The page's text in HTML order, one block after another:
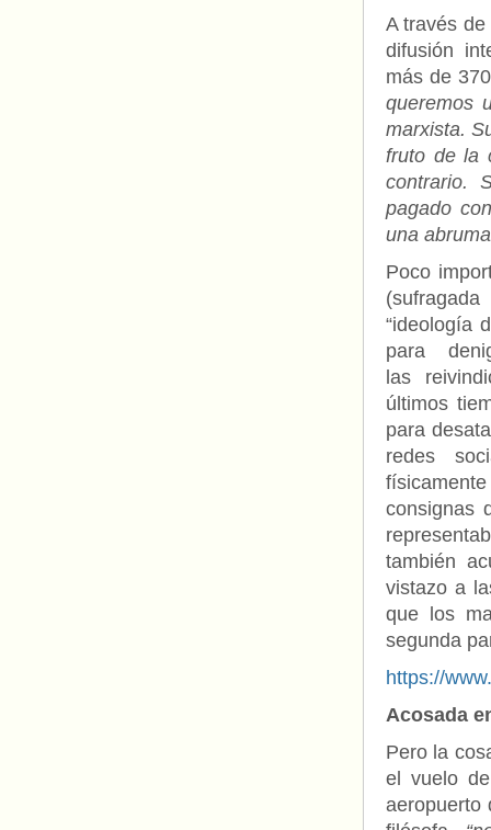
A través
difusión
más de
queremos
marxista.
fruto de la
contrario.
pagado
una
Poco
“ideología
para
las
últimos
para
redes
consignas
también
vistazo a
que los
segunda
https://
Acosada
Pero la
el vuelo
aeropuerto